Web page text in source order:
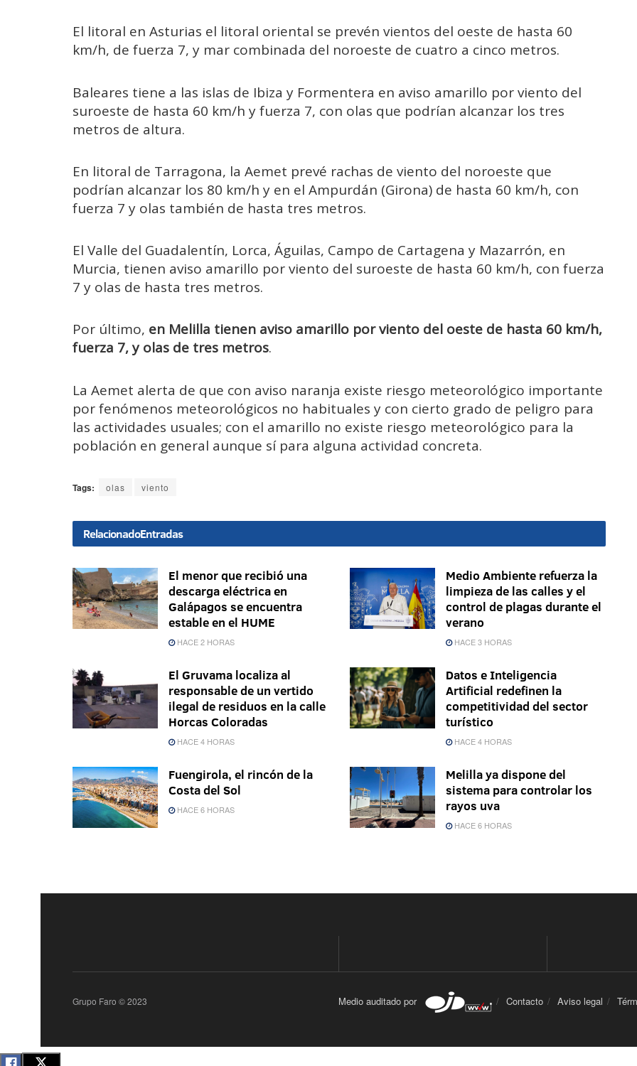
El litoral en Asturias el litoral oriental se prevén vientos del oeste de hasta 60
km/h, de fuerza 7, y mar combinada del noroeste de cuatro a cinco metros.
Baleares tiene a las islas de Ibiza y Formentera en aviso amarillo por viento del
suroeste de hasta 60 km/h y fuerza 7, con olas que podrían alcanzar los tres
metros de altura.
En litoral de Tarragona, la Aemet prevé rachas de viento del noroeste que
podrían alcanzar los 80 km/h y en el Ampurdán (Girona) de hasta 60 km/h, con
fuerza 7 y olas también de hasta tres metros.
El Valle del Guadalentín, Lorca, Águilas, Campo de Cartagena y Mazarrón, en
Murcia, tienen aviso amarillo por viento del suroeste de hasta 60 km/h, con fuerza
7 y olas de hasta tres metros.
Por último, en Melilla tienen aviso amarillo por viento del oeste de hasta 60 km/h,
fuerza 7, y olas de tres metros.
La Aemet alerta de que con aviso naranja existe riesgo meteorológico importante
por fenómenos meteorológicos no habituales y con cierto grado de peligro para
las actividades usuales; con el amarillo no existe riesgo meteorológico para la
población en general aunque sí para alguna actividad concreta.
Tags: olas viento
RelacionadoEntradas
El menor que recibió una
descarga eléctrica en
Galápagos se encuentra
estable en el HUME
HACE 2 HORAS
Medio Ambiente refuerza la
limpieza de las calles y el
control de plagas durante el
verano
HACE 3 HORAS
El Gruvama localiza al
responsable de un vertido
ilegal de residuos en la calle
Horcas Coloradas
HACE 4 HORAS
Datos e Inteligencia
Artificial redefinen la
competitividad del sector
turístico
HACE 4 HORAS
Fuengirola, el rincón de la
Costa del Sol
HACE 6 HORAS
Melilla ya dispone del
sistema para controlar los
rayos uva
HACE 6 HORAS
Medio auditado por Contacto Aviso legal
Grupo Faro © 2023